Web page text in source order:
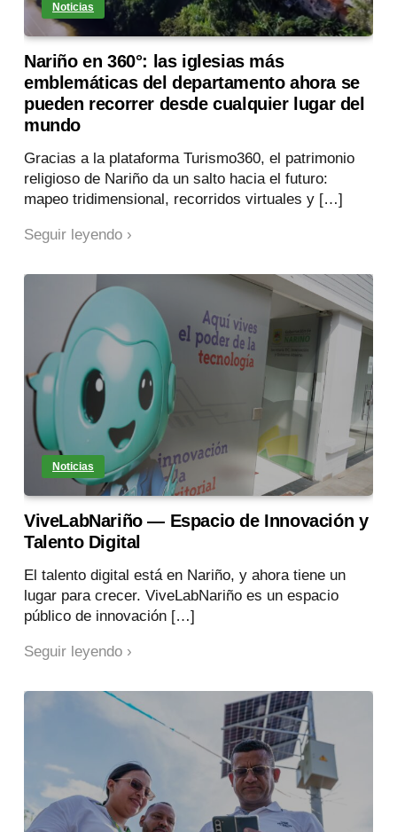
Noticias
Nariño en 360°: las iglesias más
emblemáticas del departamento ahora se
pueden recorrer desde cualquier lugar del
mundo
Gracias a la plataforma Turismo360, el patrimonio
religioso de Nariño da un salto hacia el futuro:
mapeo tridimensional, recorridos virtuales y […]
Seguir leyendo ›
Noticias
ViveLabNariño — Espacio de Innovación y
Talento Digital
El talento digital está en Nariño, y ahora tiene un
lugar para crecer. ViveLabNariño es un espacio
público de innovación […]
Seguir leyendo ›